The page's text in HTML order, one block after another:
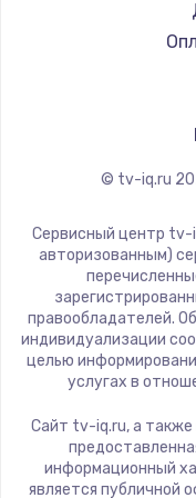
© tv-iq.ru
Сервисный центр tv-
авторизованным)
правообладателей.
индивидуализации
целью
услугах в
Сайт tv-iq.ru, а также
информационный
является публичной